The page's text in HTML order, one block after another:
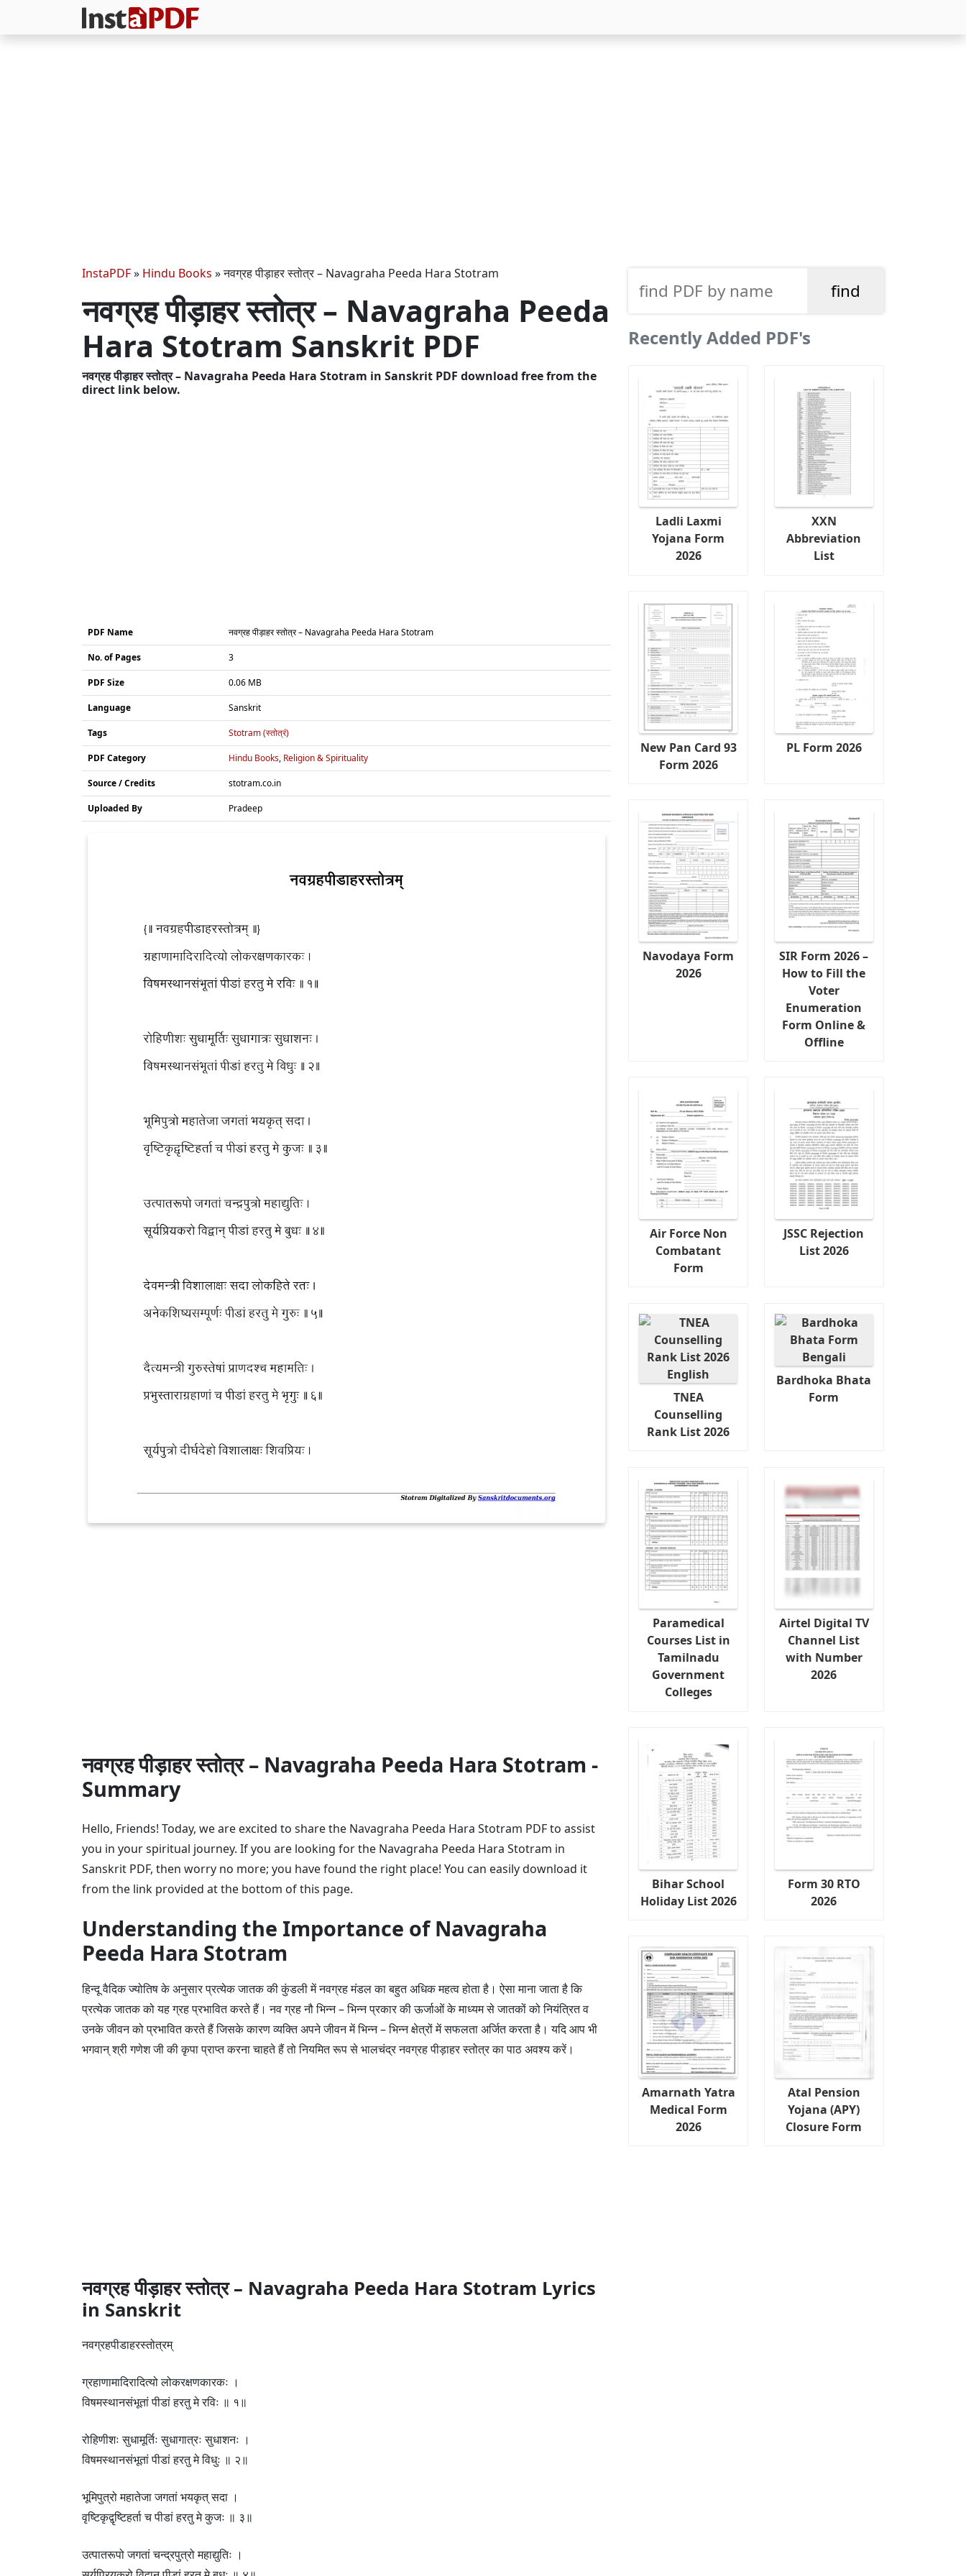
InstaPDF» Hindu Books »नवग्रह पीड़ाहर स्तोत्र – Navagraha Peeda Hara Stotram
नवग्रह पीड़ाहर स्तोत्र – Navagraha Peeda
Hara Stotram Sanskrit PDF
नवग्रह पीड़ाहर स्तोत्र – Navagraha Peeda Hara Stotram in Sanskrit PDF download free from the
direct link below.
PDF Name नवग्रह पीड़ाहर स्तोत्र – Navagraha Peeda Hara Stotram
No. of Pages 3
PDF Size 0.06 MB
Language Sanskrit
Tags Stotram (स्तोत्रं)
PDF Category Hindu Books, Religion & Spirituality
Source / Credits stotram.co.in
Uploaded By Pradeep
नवग्रह पीड़ाहर स्तोत्र – Navagraha Peeda Hara Stotram -
Summary
Hello, Friends! Today, we are excited to share the Navagraha Peeda Hara Stotram PDF to assist
you in your spiritual journey. If you are looking for the Navagraha Peeda Hara Stotram in
Sanskrit PDF, then worry no more; you have found the right place! You can easily download it
from the link provided at the bottom of this page.
Understanding the Importance of Navagraha
Peeda Hara Stotram
हिन्दू वैदिक ज्योतिष के अनुसार प्रत्येक जातक की कुंडली में नवग्रह मंडल का बहुत अधिक महत्व होता है। ऐसा माना जाता है कि
प्रत्येक जातक को यह ग्रह प्रभावित करते हैं। नव ग्रह नौ भिन्न – भिन्न प्रकार की ऊर्जाओं के माध्यम से जातकों को नियंत्रित व
उनके जीवन को प्रभावित करते हैं जिसके कारण व्यक्ति अपने जीवन में भिन्न – भिन्न क्षेत्रों में सफलता अर्जित करता है। यदि आप भी
भगवान् श्री गणेश जी की कृपा प्राप्त करना चाहते हैं तो नियमित रूप से भालचंद्र नवग्रह पीड़ाहर स्तोत्र का पाठ अवश्य करें।
नवग्रह पीड़ाहर स्तोत्र – Navagraha Peeda Hara Stotram Lyrics
in Sanskrit
नवग्रहपीडाहरस्तोत्रम्
ग्रहाणामादिरादित्यो लोकरक्षणकारकः ।
विषमस्थानसंभूतां पीडां हरतु मे रविः ॥ १॥
रोहिणीशः सुधामूर्तिः सुधागात्रः सुधाशनः ।
विषमस्थानसंभूतां पीडां हरतु मे विधुः ॥ २॥
भूमिपुत्रो महातेजा जगतां भयकृत् सदा ।
वृष्टिकृद्वृष्टिहर्ता च पीडां हरतु मे कुजः ॥ ३॥
उत्पातरूपो जगतां चन्द्रपुत्रो महाद्युतिः ।
Recently Added PDF's
Ladli Laxmi
Yojana Form
2026
XXN
Abbreviation
List
New Pan Card 93
Form 2026
PL Form 2026
Navodaya Form
2026
SIR Form 2026 –
How to Fill the
Voter
Enumeration
Form Online &
Offline
Air Force Non
Combatant
Form
JSSC Rejection
List 2026
TNEA
Counselling
Rank List 2026
Bardhoka Bhata
Form
Paramedical
Courses List in
Tamilnadu
Government
Colleges
Airtel Digital TV
Channel List
with Number
2026
Bihar School
Holiday List 2026
Form 30 RTO
2026
Amarnath Yatra
Medical Form
2026
Atal Pension
Yojana (APY)
Closure Form